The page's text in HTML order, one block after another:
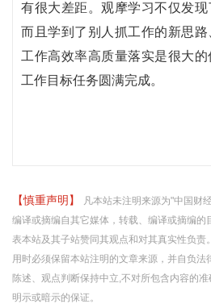
有很大差距。观摩学习不仅发现
而且学到了别人抓工作的新思
工作高效率高质量落实是很大
工作目标任务圆满完成。
【慎重声明】
凡本站未注明来源为"中国财
编译或摘编自其它媒体，转载、编译或摘编的
表本站及其子站赞同其观点和对其真实性负责
用时必须保留本站注明的文章来源，并自负法
陈述、观点判断保持中立,不对所包含内容的
明示或暗示的保证。